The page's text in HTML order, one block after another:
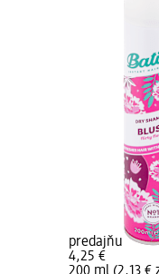
predajňu
4,25 €